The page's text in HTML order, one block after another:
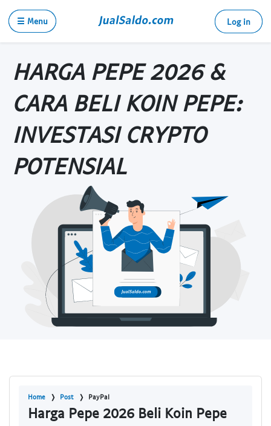
☰ Menu Log in
HARGA PEPE 2026 &
CARA BELI KOIN PEPE:
INVESTASI CRYPTO
POTENSIAL
Home Post PayPal
Harga Pepe 2026 Beli Koin Pepe